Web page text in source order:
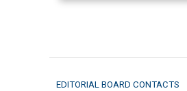
EDITORIAL BOARD CONTACTS